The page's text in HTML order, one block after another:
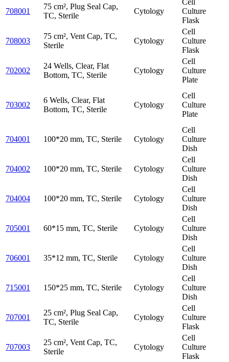
708001
75 cm², Plug Seal Cap,
TC, Sterile
Cytology
Culture
Flask
708003
75 cm², Vent Cap, TC,
Sterile
Cytology
Cell
Culture
Flask
702002
24 Wells, Clear, Flat
Bottom, TC, Sterile
Cytology
Cell
Culture
Plate
703002
6 Wells, Clear, Flat
Bottom, TC, Sterile
Cytology
Cell
Culture
Plate
704001 100*20 mm, TC, Sterile Cytology
Cell
Culture
Dish
704002 100*20 mm, TC, Sterile Cytology
Cell
Culture
Dish
704004 100*20 mm, TC, Sterile Cytology
Cell
Culture
Dish
705001 60*15 mm, TC, Sterile Cytology
Cell
Culture
Dish
706001 35*12 mm, TC, Sterile Cytology
Cell
Culture
Dish
715001 150*25 mm, TC, Sterile Cytology
Cell
Culture
Dish
707001
25 cm², Plug Seal Cap,
TC, Sterile
Cytology
Cell
Culture
Flask
707003
25 cm², Vent Cap, TC,
Sterile
Cytology
Cell
Culture
Flask